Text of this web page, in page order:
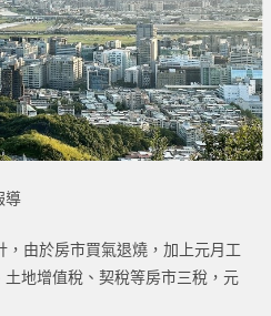
導
由於房市買氣退燒，加上元月工
地增值稅、契稅等房市三稅，元